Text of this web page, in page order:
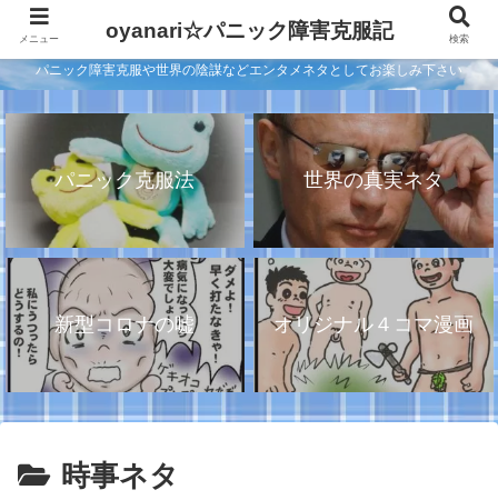
パニック障害克服や世界の陰謀などエンタメネタとしてお楽しみ下さい
パニック克服法 世界の真実ネタ
新型コロナの嘘 オリジナル４コマ漫画
時事ネタ
メニュー oyanari☆パニック障害克服記 検索